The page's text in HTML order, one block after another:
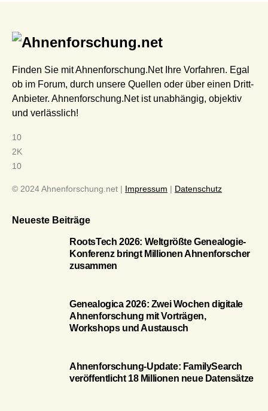
Finden Sie mit Ahnenforschung.Net Ihre Vorfahren. Egal
ob im Forum, durch unsere Quellen oder über einen Dritt-
Anbieter. Ahnenforschung.Net ist unabhängig, objektiv
und verlässlich!
10
2K
10
© 2024 Ahnenforschung.net | Impressum | Datenschutz
Neueste Beiträge
RootsTech 2026: Weltgrößte Genealogie-
Konferenz bringt Millionen Ahnenforscher
zusammen
Genealogica 2026: Zwei Wochen digitale
Ahnenforschung mit Vorträgen,
Workshops und Austausch
Ahnenforschung-Update: FamilySearch
veröffentlicht 18 Millionen neue Datensätze